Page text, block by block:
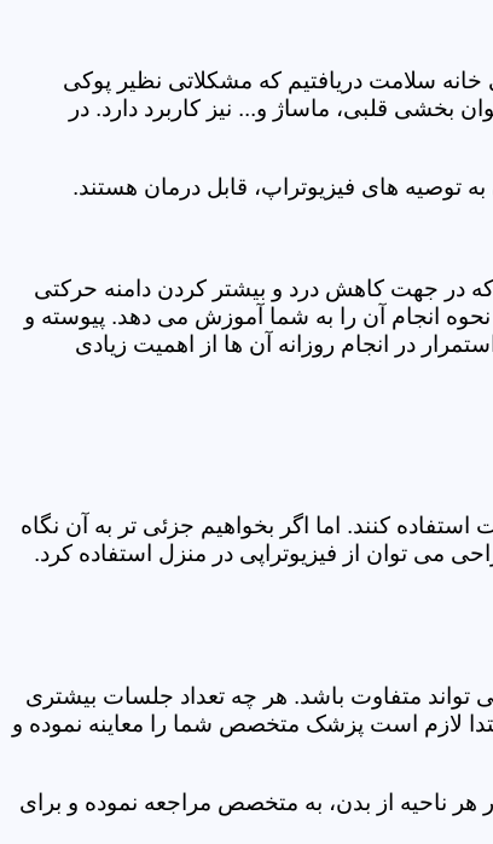
خانه سلامت دریافتیم که مشکلاتی نظیر پوکی
قلبی، ماساژ و... نیز کاربرد دارد. در
توصیه های فیزیوتراپ، قابل درمان هستند.
که در جهت کاهش درد و بیشتر کردن دامنه حرکتی
انجام آن را به شما آموزش می دهد. پیوسته و
در انجام روزانه آن ها از اهمیت زیادی
کنند. اما اگر بخواهیم جزئی تر به آن نگاه
توان از فیزیوتراپی در منزل استفاده کرد.
تواند متفاوت باشد. هر چه تعداد جلسات بیشتری
لازم است پزشک متخصص شما را معاینه نموده و
ناحیه از بدن، به متخصص مراجعه نموده و برای